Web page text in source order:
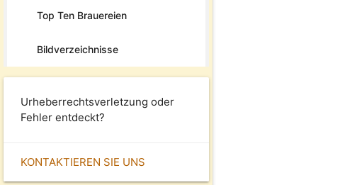
Top Ten Brauereien
Bildverzeichnisse
Urheberrechtsverletzung oder
Fehler entdeckt?
KONTAKTIEREN SIE UNS